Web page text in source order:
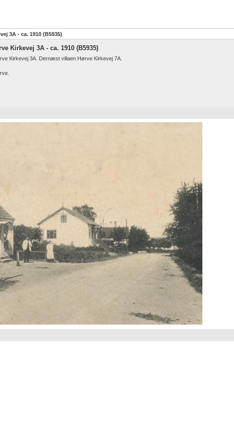
3A - ca. 1910 (B5935)
Kirkevej 3A - ca. 1910 (B5935)
Kirkevej 3A. Dernæst villaen Hørve Kirkevej 7A.